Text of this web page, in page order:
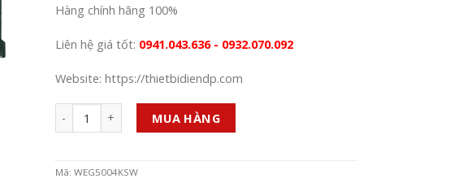
Hàng chính hãng 100%
Liên hệ giá tốt: 0941.043.636 - 0932.070.092
Website: https://thietbidiendp.com
MUA HÀNG
Mã:WEG5004KSW